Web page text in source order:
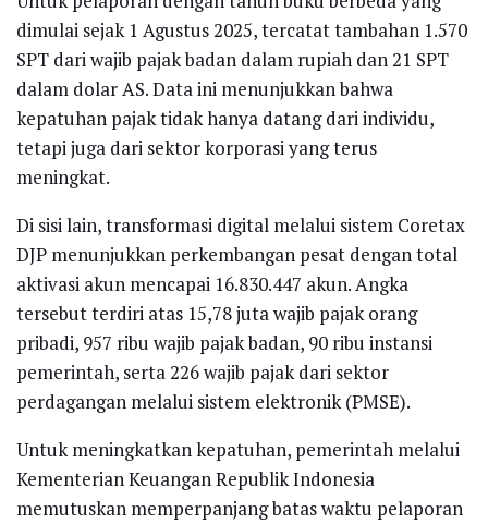
dimulai sejak 1 Agustus 2025, tercatat tambahan 1.570
SPT dari wajib pajak badan dalam rupiah dan 21 SPT
dalam dolar AS. Data ini menunjukkan bahwa
kepatuhan pajak tidak hanya datang dari individu,
tetapi juga dari sektor korporasi yang terus
meningkat.
Di sisi lain, transformasi digital melalui sistem Coretax
DJP menunjukkan perkembangan pesat dengan total
aktivasi akun mencapai 16.830.447 akun. Angka
tersebut terdiri atas 15,78 juta wajib pajak orang
pribadi, 957 ribu wajib pajak badan, 90 ribu instansi
pemerintah, serta 226 wajib pajak dari sektor
perdagangan melalui sistem elektronik (PMSE).
Untuk meningkatkan kepatuhan, pemerintah melalui
Kementerian Keuangan Republik Indonesia
memutuskan memperpanjang batas waktu pelaporan